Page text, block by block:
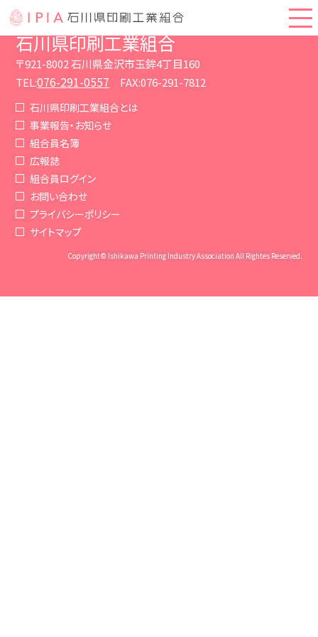
石川県印刷工業組合
〒921-8002 石川県金沢市玉鉾4丁目160
TEL:076-291-0557 FAX:076-291-7812
石川県印刷工業組合とは
事業報告・お知らせ
組合員名簿
広報誌
組合員ログイン
お問い合わせ
プライバシーポリシー
サイトマップ
Copyright© Ishikawa Printing Industry Association All Rightes Reserved.